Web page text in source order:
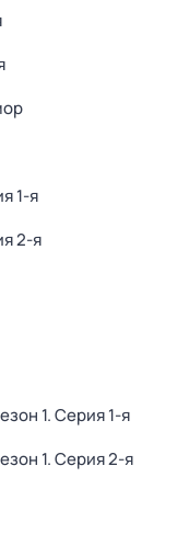
1-я
2-я
1. Серия 1-я
1. Серия 2-я